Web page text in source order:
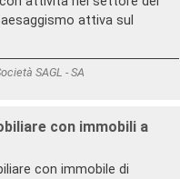
attiva sul
SAGL - SA
con immobili a
con immobile di